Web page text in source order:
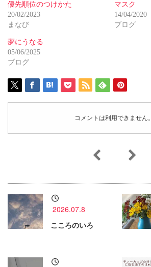
優先順位のつけかた
20/02/2023
まなび
マスク
14/04/2020
ブログ
夢にうなる
05/06/2025
ブログ
コメントは利用できません。
2026.07.8
こころのいろ